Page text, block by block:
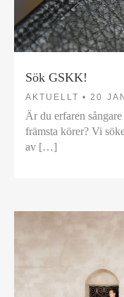
Sök GSKK!
AKTUELLT • 20
Är du erfaren
främsta körer? Vi
av […]